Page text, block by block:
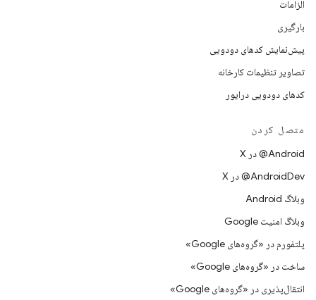
الزامات
بارگیری
پیش‌نمایش کدهای دودویی
تصاویر تنظیمات کارخانه
کدهای دودویی درایور
متصل کردن
‫‎@Android در X
‫‎@AndroidDev در X
وبلاگ Android
وبلاگ امنیت Google
پلتفورم در «گروه‌های Google»
ساخت در «گروه‌های Google»
انتقال‌پذیری در «گروه‌های Google»